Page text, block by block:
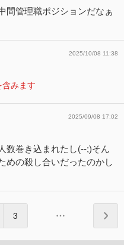
間管理職ポジションだなぁ
2025/10/08 11:38
含みます
2025/09/08 17:02
数巻き込まれたし(--;)そん
めの殺し合いだったのかし
3